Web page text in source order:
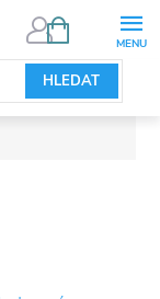
HLEDAT
NÁKUPNÍ